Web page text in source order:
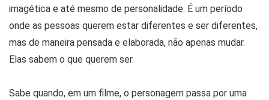
imagética e até mesmo de personalidade. É um período
onde as pessoas querem estar diferentes e ser diferentes,
mas de maneira pensada e elaborada, não apenas mudar.
Elas sabem o que querem ser.
Sabe quando, em um filme, o personagem passa por uma